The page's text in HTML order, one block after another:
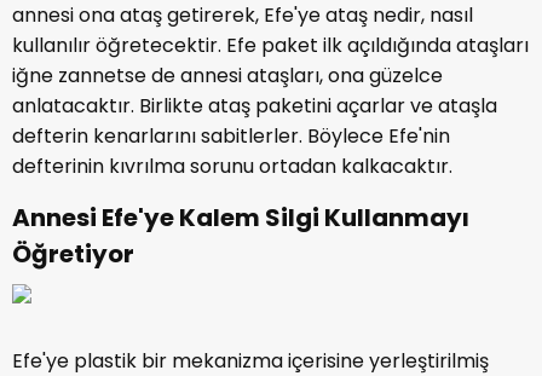
annesi ona ataş getirerek, Efe'ye ataş nedir, nasıl
kullanılır öğretecektir. Efe paket ilk açıldığında ataşları
iğne zannetse de annesi ataşları, ona güzelce
anlatacaktır. Birlikte ataş paketini açarlar ve ataşla
defterin kenarlarını sabitlerler. Böylece Efe'nin
defterinin kıvrılma sorunu ortadan kalkacaktır.
Annesi Efe'ye Kalem Silgi Kullanmayı
Öğretiyor
Efe'ye plastik bir mekanizma içerisine yerleştirilmiş